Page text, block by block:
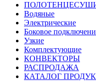
Водяные
Электрические
Боковое
Узкие
Комплектующие
КОНВЕКТОРЫ
РАСПРОДАЖА
КАТАЛОГ